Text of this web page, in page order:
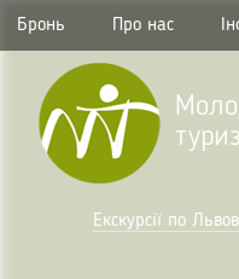
Бронь Про нас
Екскурсії по